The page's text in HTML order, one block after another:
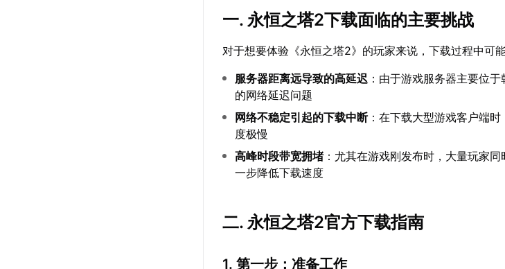
一. 永恒之塔2下载面临的主要挑战
对于想要体验《永恒之塔2》的玩家来说，下载过程中可
服务器距离远导致的高延迟 ：由于游戏服务器主要位
的网络延迟问题
网络不稳定引起的下载中断：在下载大型游戏客户端
度极慢
高峰时段带宽拥堵：尤其在游戏刚发布时，大量玩家
一步降低下载速度
二. 永恒之塔2官方下载指南
1. 第一步：准备工作